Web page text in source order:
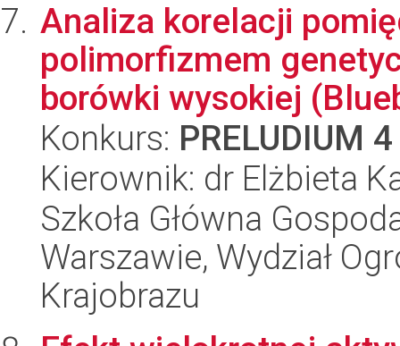
Analiza korelacji
polimorfizmem
borówki wysokiej
Konkurs: PRELUDIUM 4
Kierownik: dr Elżbieta
Szkoła Główna
Warszawie, Wydział
Krajobrazu